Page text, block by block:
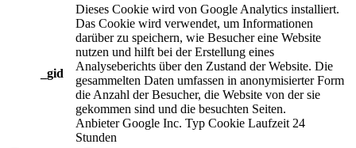
_gid
Dieses Cookie wird von Google Analytics installiert.
Das Cookie wird verwendet, um Informationen
darüber zu speichern, wie Besucher eine Website
nutzen und hilft bei der Erstellung eines
Analyseberichts über den Zustand der Website. Die
gesammelten Daten umfassen in anonymisierter Form
die Anzahl der Besucher, die Website von der sie
gekommen sind und die besuchten Seiten.
Anbieter Google Inc. Typ Cookie Laufzeit 24
Stunden